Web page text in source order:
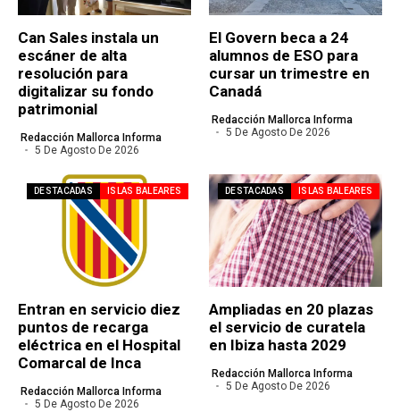
Can Sales instala un
escáner de alta
resolución para
digitalizar su fondo
patrimonial
Redacción Mallorca Informa
5 De Agosto De 2026
El Govern beca a 24
alumnos de ESO para
cursar un trimestre en
Canadá
Redacción Mallorca Informa
5 De Agosto De 2026
DESTACADAS ISLAS BALEARES
Entran en servicio diez
puntos de recarga
eléctrica en el Hospital
Comarcal de Inca
Redacción Mallorca Informa
5 De Agosto De 2026
DESTACADAS ISLAS BALEARES
Ampliadas en 20 plazas
el servicio de curatela
en Ibiza hasta 2029
Redacción Mallorca Informa
5 De Agosto De 2026